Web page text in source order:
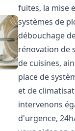
fuites, la mise
systèmes de
débouchage
rénovation de
de cuisines,
place de
et de
intervenons
d'urgence,